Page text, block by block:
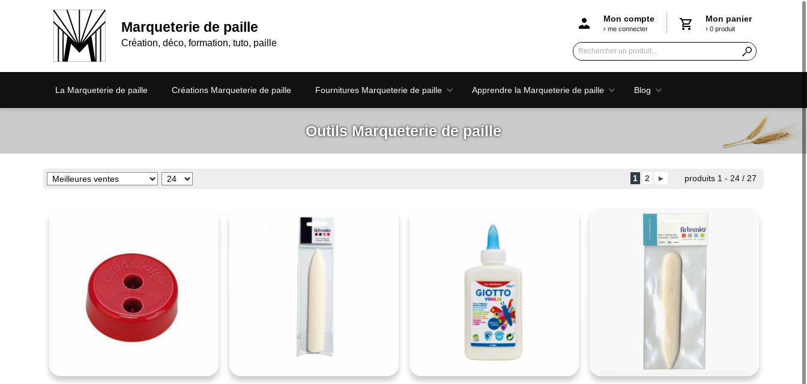
Marqueterie de paille
Création, déco, formation, tuto, paille
Mon compte
› me connecter
Mon panier
› 0 produit
La Marqueterie de paille Créations Marqueterie de paille Fournitures Marqueterie de paille Apprendre la Marqueterie de paille Blog
Outils Marqueterie de paille
1 2 ► produits 1 - 24 / 27